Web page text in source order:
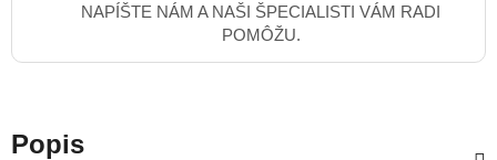
NAPÍŠTE NÁM A NAŠI ŠPECIALISTI VÁM RADI
POMÔŽU.
Popis